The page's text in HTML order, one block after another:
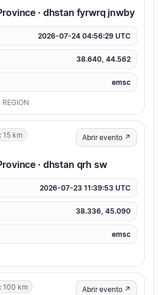
· dhstan fyrwrq jnwby
2026-07-24 04:56:29 UTC
38.640, 44.562
emsc
15 km Abrir evento ↗
· dhstan qrh sw
2026-07-23 11:39:53 UTC
38.336, 45.090
emsc
100 km Abrir evento ↗